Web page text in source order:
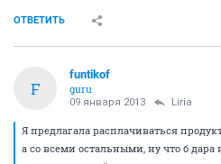
ОТВЕТИТЬ
F
funtikof
guru
09 января 2013 Liria
Я предлагала расплачиваться
а со всеми остальными, ну что б